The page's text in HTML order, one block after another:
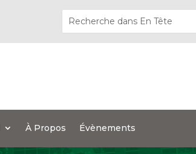
À Propos Évènements